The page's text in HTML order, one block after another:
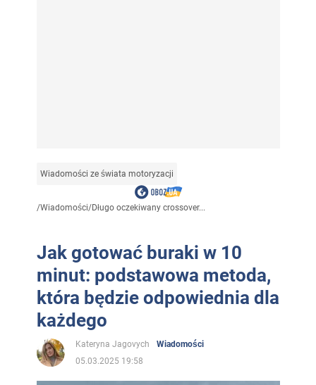
Wiadomości ze świata motoryzacji
/Wiadomości/Długo oczekiwany crossover...
Jak gotować buraki w 10
minut: podstawowa metoda,
która będzie odpowiednia dla
każdego
Kateryna Jagovych
Wiadomości
05.03.2025 19:58